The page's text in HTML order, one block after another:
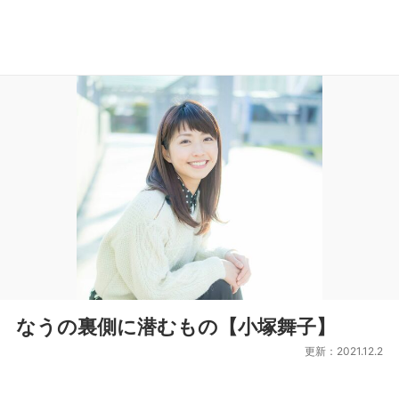
なうの裏側に潜むもの【小塚舞子】
更新：2021.12.2